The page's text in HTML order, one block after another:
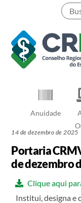
content
Anuidade
14 de dezembro de 2025
Portaria
de dezembro
Clique aqui
Institui, designa e